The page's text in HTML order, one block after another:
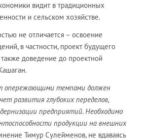
видит в традиционных
и сельском хозяйстве.
не отличается – освоение
в частности, проект будущего
доведение до проектной
опережающими темпами должен
развития глубоких переделов,
предприятий. Необходимо
продукции на внешних
Тимур Сулейменов, не вдаваясь